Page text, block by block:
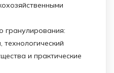
гранулирования:
и практические